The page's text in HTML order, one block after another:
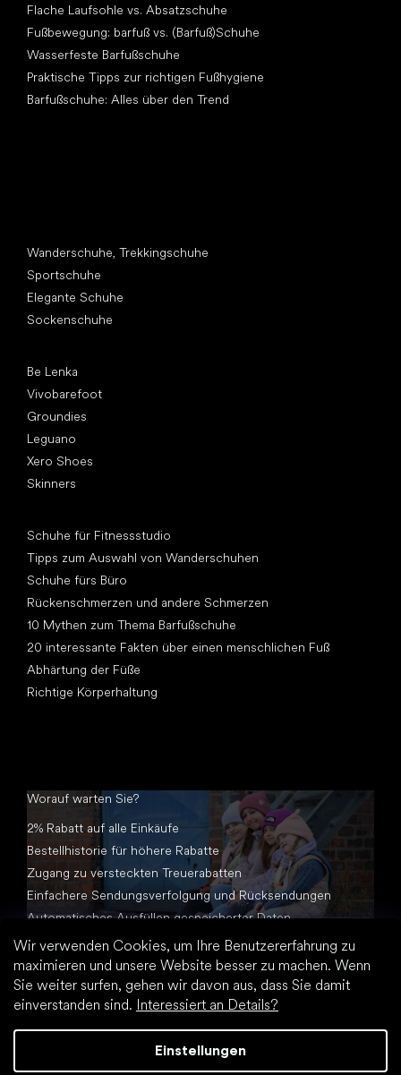
Wir verwenden Cookies, um Ihre Benutzererfahrung zu
maximieren und unsere Website besser zu machen. Wenn
Sie weiter surfen, gehen wir davon aus, dass Sie damit
einverstanden sind. Interessiert an Details?
Einstellungen
Flache Laufsohle vs. Absatzschuhe
Fußbewegung: barfuß vs. (Barfuß)Schuhe
Wasserfeste Barfußschuhe
Praktische Tipps zur richtigen Fußhygiene
Barfußschuhe: Alles über den Trend
Wanderschuhe, Trekkingschuhe
Sportschuhe
Elegante Schuhe
Sockenschuhe
Be Lenka
Vivobarefoot
Groundies
Leguano
Xero Shoes
Skinners
Schuhe für Fitnessstudio
Tipps zum Auswahl von Wanderschuhen
Schuhe fürs Büro
Rückenschmerzen und andere Schmerzen
10 Mythen zum Thema Barfußschuhe
20 interessante Fakten über einen menschlichen Fuß
Abhärtung der Füße
Richtige Körperhaltung
Worauf warten Sie?
2% Rabatt auf alle Einkäufe
Bestellhistorie für höhere Rabatte
Zugang zu versteckten Treuerabatten
Einfachere Sendungsverfolgung und Rücksendungen
Automatisches Ausfüllen gespeicherter Daten
Alle Dokumente an einem Ort
Erstellt von Shoptet Premium